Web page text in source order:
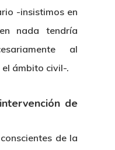
-insistimos en
nada tendría
al
ámbito civil-.
de
de la